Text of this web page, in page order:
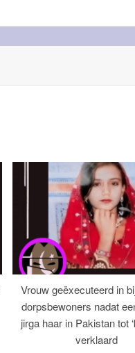
Vrouw geëxecuteerd in
dorpsbewoners nadat
jirga haar in Pakistan tot
verklaard